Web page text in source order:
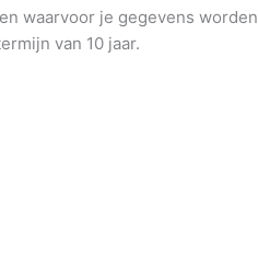
waarvoor je gegevens worden
van 10 jaar.